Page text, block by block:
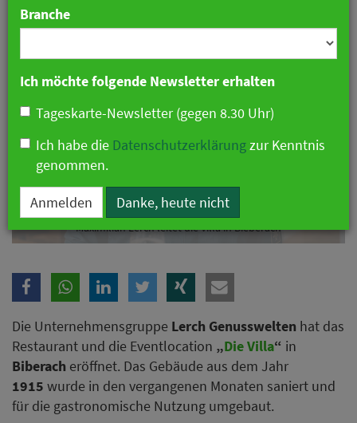
Maximilian Lerch leitet die Villa in Bieberach
Die Unternehmensgruppe Lerch Genusswelten hat das
Restaurant und die Eventlocation „Die Villa“ in
Biberach eröffnet. Das Gebäude aus dem Jahr
1915 wurde in den vergangenen Monaten saniert und
für die gastronomische Nutzung umgebaut.
Branche
Ich möchte folgende Newsletter erhalten
Tageskarte-Newsletter (gegen 8.30 Uhr)
Ich habe die Datenschutzerklärungzur Kenntnis
genommen.
Anmelden Danke, heute nicht